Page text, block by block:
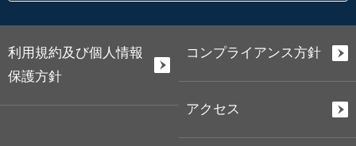
利用規約及び個人情報
保護方針
コンプライアンス方針
アクセス